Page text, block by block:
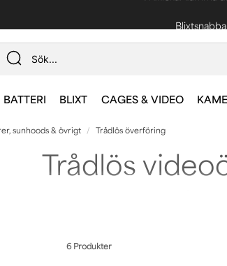
BATTERI BLIXT CAGES & VIDEO
sunhoods & övrigt Trådlös överföring
Trådlös
du videosändare och mottagare för
6 Produkter